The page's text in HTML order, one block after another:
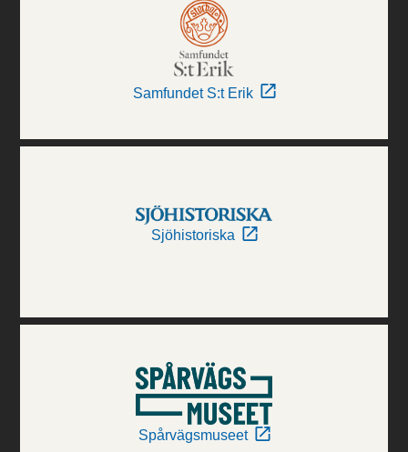
Samfundet S:t Erik
Sjöhistoriska
Spårvägsmuseet